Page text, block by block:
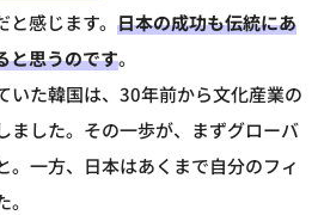
感じます。 日本の成功も伝統にあ
と思うのです。
いた韓国は、30年前から文化産業の
ました。その一歩が、まずグローバ
。一方、日本はあくまで自分のフィ